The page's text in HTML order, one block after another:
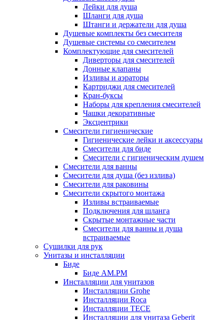
Лейки для душа
Шланги для душа
Штанги и держатели для душа
Душевые комплекты без смесителя
Душевые системы со смесителем
Комплектующие для смесителей
Диверторы для смесителей
Донные клапаны
Изливы и аэраторы
Картриджи для смесителей
Кран-буксы
Наборы для крепления смесителей
Чашки декоративные
Эксцентрики
Смесители гигиенические
Гигиенические лейки и аксессуары
Смесители для биде
Смесители с гигиеническим душем
Смесители для ванны
Смесители для душа (без излива)
Смесители для раковины
Смесители скрытого монтажа
Изливы встраиваемые
Подключения для шланга
Скрытые монтажные части
Смесители для ванны и душа
встраиваемые
Сушилки для рук
Унитазы и инсталляции
Биде
Биде AM.PM
Инсталляции для унитазов
Инсталляции Grohe
Инсталляции Roca
Инсталляции TECE
Инсталляции для унитаза Geberit